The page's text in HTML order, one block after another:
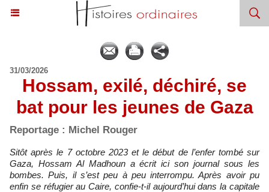
31/03/2026
Hossam, exilé, déchiré, se
bat pour les jeunes de Gaza
Reportage : Michel Rouger
Sitôt après le 7 octobre 2023 et le début de l’enfer tombé sur
Gaza, Hossam Al Madhoun a écrit ici son journal sous les
bombes. Puis, il s’est peu à peu interrompu. Après avoir pu
enfin se réfugier au Caire, confie-t-il aujourd’hui dans la capitale